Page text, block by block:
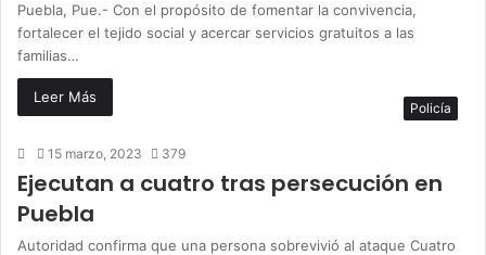
Puebla, Pue.- Con el propósito de fomentar la convivencia,
fortalecer el tejido social y acercar servicios gratuitos a las
familias…
Leer Más
Policía
15 marzo, 2023 379
Ejecutan a cuatro tras persecución en
Puebla
Autoridad confirma que una persona sobrevivió al ataque Cuatro